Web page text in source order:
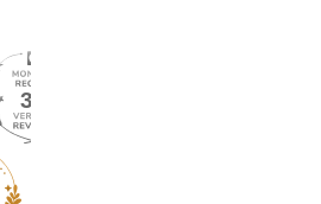
39